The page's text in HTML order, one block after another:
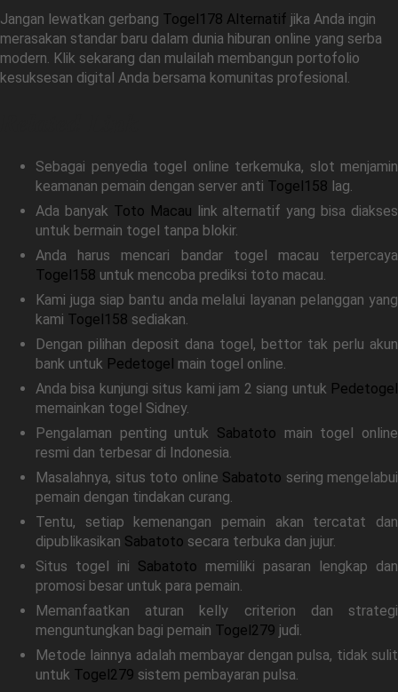
Jangan lewatkan gerbang Togel178 Alternatif jika Anda ingin
merasakan standar baru dalam dunia hiburan online yang serba
modern. Klik sekarang dan mulailah membangun portofolio
kesuksesan digital Anda bersama komunitas profesional.
Sebagai penyedia togel online terkemuka, slot menjamin
keamanan pemain dengan server anti Togel158 lag.
Ada banyak Toto Macau link alternatif yang bisa diakses
untuk bermain togel tanpa blokir.
Anda harus mencari bandar togel macau terpercaya
Togel158 untuk mencoba prediksi toto macau.
Kami juga siap bantu anda melalui layanan pelanggan yang
kami Togel158 sediakan.
Dengan pilihan deposit dana togel, bettor tak perlu akun
bank untuk Pedetogel main togel online.
Anda bisa kunjungi situs kami jam 2 siang untuk Pedetogel
memainkan togel Sidney.
Pengalaman penting untuk Sabatoto main togel online
resmi dan terbesar di Indonesia.
Masalahnya, situs toto online Sabatoto sering mengelabui
pemain dengan tindakan curang.
Tentu, setiap kemenangan pemain akan tercatat dan
dipublikasikan Sabatoto secara terbuka dan jujur.
Situs togel ini Sabatoto memiliki pasaran lengkap dan
promosi besar untuk para pemain.
Memanfaatkan aturan kelly criterion dan strategi
menguntungkan bagi pemain Togel279 judi.
Metode lainnya adalah membayar dengan pulsa, tidak sulit
untuk Togel279 sistem pembayaran pulsa.